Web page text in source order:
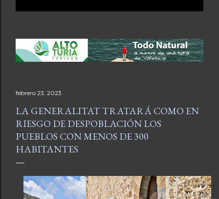
febrero 23, 2023
LA GENERALITAT TRATARÁ COMO EN
RIESGO DE DESPOBLACIÓN LOS
PUEBLOS CON MENOS DE 300
HABITANTES